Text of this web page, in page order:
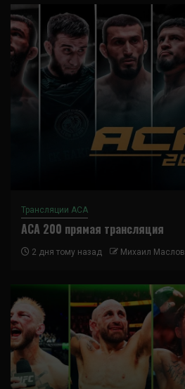
Трансляции ACA
ACA 200 прямая трансляция
2 дня тому назад Михаил Маслов